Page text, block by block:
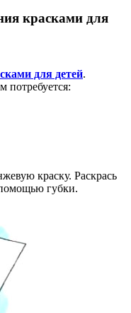
красками для
для детей.
потребуется:
краску. Раскрась
губки.